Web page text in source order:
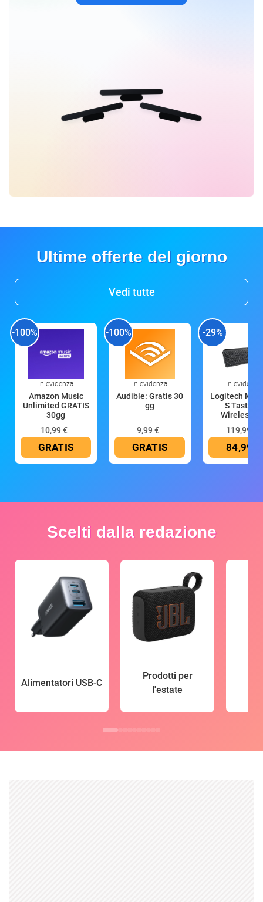
Ultime offerte del giorno
Vedi tutte
-100%
In evidenza
Amazon Music
Unlimited GRATIS
30gg
10,99 €
GRATIS
-100%
In evidenza
Audible: Gratis 30
gg
9,99 €
GRATIS
-29%
In evidenza
Logitech MX
S Tastiera
Wireless
119,99 €
84,99 €
Scelti dalla redazione
Alimentatori USB-C
Prodotti per
l'estate